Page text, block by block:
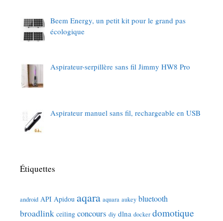
Beem Energy, un petit kit pour le grand pas
écologique
Aspirateur-serpillère sans fil Jimmy HW8 Pro
Aspirateur manuel sans fil, rechargeable en USB
Étiquettes
android API Apidou aqara aquara aukey bluetooth
broadlink ceiling concours diy dlna docker domotique